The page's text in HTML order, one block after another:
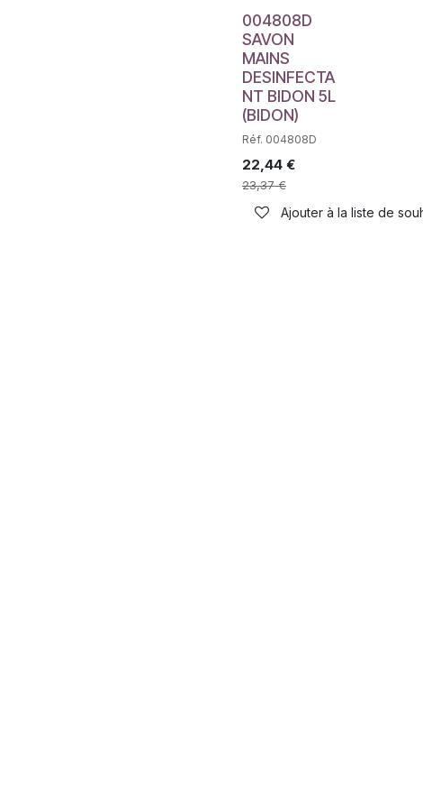
004808D
SAVON
MAINS
DESINFECTA
NT BIDON 5L
(BIDON)
Réf. 004808D
22,44 €
23,37€
Ajouter à la liste de